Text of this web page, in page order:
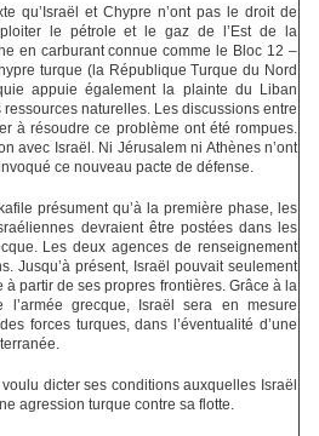
qu’Israël et Chypre n’ont pas le droit de
le pétrole et le gaz de l’Est de la
en carburant connue comme le Bloc 12 –
turque (la République Turque du Nord
appuie également la plainte du Liban
naturelles. Les discussions entre
à résoudre ce problème ont été rompues.
avec Israël. Ni Jérusalem ni Athènes n’ont
ce nouveau pacte de défense.
présument qu’à la première phase, les
devraient être postées dans les
Les deux agences de renseignement
Jusqu’à présent, Israël pouvait seulement
partir de ses propres frontières. Grâce à la
grecque, Israël sera en mesure
forces turques, dans l’éventualité d’une
dicter ses conditions auxquelles Israël
agression turque contre sa flotte.